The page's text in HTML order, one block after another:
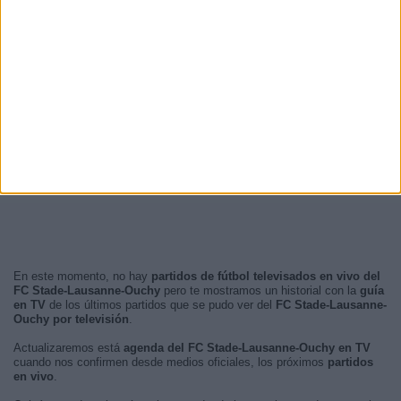
En este momento, no hay partidos de fútbol televisados en vivo del
FC Stade-Lausanne-Ouchy pero te mostramos un historial con la guía
en TV de los últimos partidos que se pudo ver del
FC Stade-Lausanne-
Ouchy por televisión.
Actualizaremos está agenda del FC Stade-Lausanne-Ouchy en TV
cuando nos confirmen desde medios oficiales, los próximos partidos
en vivo.